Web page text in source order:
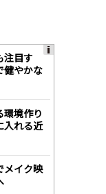
注目す
健やかな
環境作り
入れる近
メイク映